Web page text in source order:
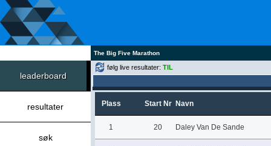
The Big Five Marathon
leaderboard
resultater
søk
følg live resultater: TIL
Plass Start Nr Navn
1 20 Daley Van De Sande